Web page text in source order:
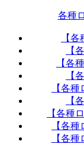
各種
【
【
【各
【
【各
【
【各種
【各
【各